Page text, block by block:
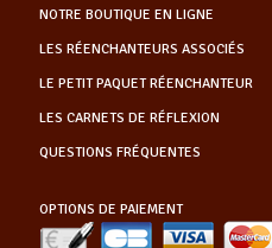
NOTRE BOUTIQUE EN LIGNE
LES RÉENCHANTEURS ASSOCIÉS
LE PETIT PAQUET RÉENCHANTEUR
LES CARNETS DE RÉFLEXION
QUESTIONS FRÉQUENTES
OPTIONS DE PAIEMENT